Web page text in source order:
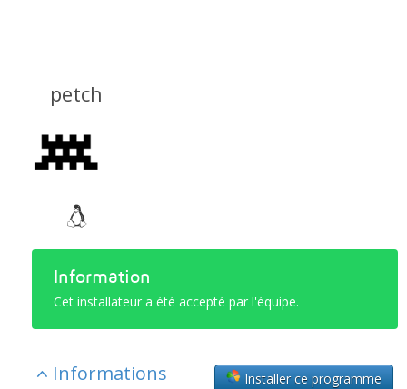
petch
Information
Cet installateur a été accepté par l'équipe.
Installer ce programme
Informations